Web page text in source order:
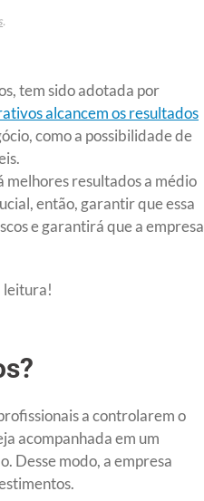
.
tem sido adotada por
alcancem os resultados
como a possibilidade de
melhores resultados a médio
então, garantir que essa
e garantirá que a empresa
leitura!
a controlarem o
acompanhada em um
Desse modo, a empresa